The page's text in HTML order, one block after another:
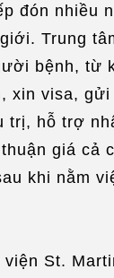
đón nhiều
Trung
bệnh, từ
xin visa,
trị, hỗ trợ
giá cả
khi nằm
viện St.